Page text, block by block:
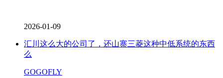
2026-01-09
汇川这么大的公司了，还山寨三菱这种中低系统的东西
么
GOGOFLY